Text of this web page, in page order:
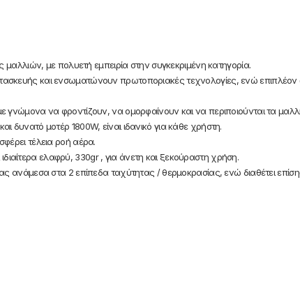
μαλλιών, με πολυετή εμπειρία στην συγκεκριμένη κατηγορία.
και ενσωματώνουν πρωτοποριακές τεχνολογίες, ενώ επιπλέον
γνώμονα να φροντίζουν, να ομορφαίνουν και να περιποιούνται τα
δυνατό μοτέρ 1800W, είναι ιδανικό για κάθε χρήστη.
τέλεια ροή αέρα.
ιδιαίτερα ελαφρύ, 330gr , για άνετη και ξεκούραστη χρήση.
ανάμεσα στα 2 επίπεδα ταχύτητας / θερμοκρασίας, ενώ διαθέτει